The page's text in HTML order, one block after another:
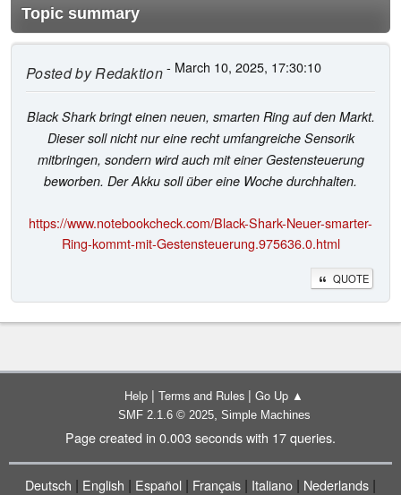
Topic summary
Posted byRedaktion- March 10, 2025, 17:30:10
Black Shark bringt einen neuen, smarten Ring auf den Markt.
Dieser soll nicht nur eine recht umfangreiche Sensorik
mitbringen, sondern wird auch mit einer Gestensteuerung
beworben. Der Akku soll über eine Woche durchhalten.
https://www.notebookcheck.com/Black-Shark-Neuer-smarter-
Ring-kommt-mit-Gestensteuerung.975636.0.html
QUOTE
Help | Terms and Rules | Go Up ▲
SMF 2.1.6 © 2025, Simple Machines
Page created in 0.003 seconds with 17 queries.
Deutsch | English | Español | Français | Italiano | Nederlands |